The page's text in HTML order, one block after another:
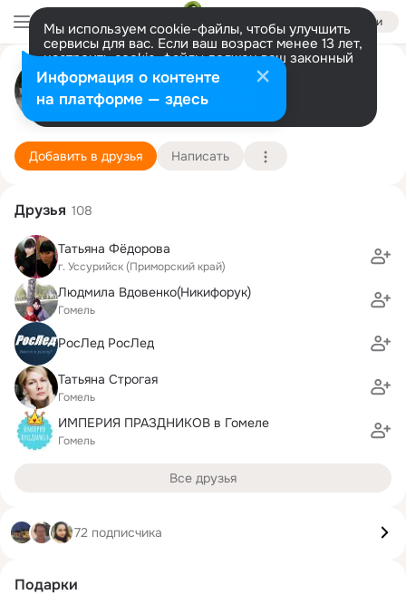
Войти
Мы используем cookie-файлы, чтобы улучшить
сервисы для вас. Если ваш возраст менее 13 лет,
настроить cookie-файлы должен ваш законный
представитель. Больше информации
Разрешить все Настроить
Наталья Терешкова (Федченко)
Гомель 27 января
Подробнее
Добавить в друзья Написать
Друзья 108
Татьяна Фёдорова
г. Уссурийск (Приморский край)
Людмила Вдовенко(Никифорук)
Гомель
РосЛед РосЛед
Татьяна Строгая
Гомель
ИМПЕРИЯ ПРАЗДНИКОВ в Гомеле
Гомель
Все друзья
72 подписчика
Подарки
Информация о контенте
на платформе — здесь